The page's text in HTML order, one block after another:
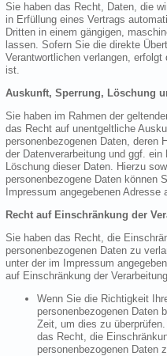
Sie haben das Recht, Daten, die
in Erfüllung eines Vertrags
Dritten in einem gängigen,
lassen. Sofern Sie die direkte
Verantwortlichen verlangen,
ist.
Auskunft, Sperrung, Löschung
Sie haben im Rahmen der
das Recht auf unentgeltliche
personenbezogenen Daten, deren
der Datenverarbeitung und ggf.
Löschung dieser Daten. Hierzu
personenbezogene Daten können
Impressum angegebenen Adresse
Recht auf Einschränkung der
Sie haben das Recht, die
personenbezogenen Daten zu
unter der im Impressum
auf Einschränkung der
Wenn Sie die Richtigkeit
personenbezogenen Daten
Zeit, um dies zu
das Recht, die
personenbezogenen Daten